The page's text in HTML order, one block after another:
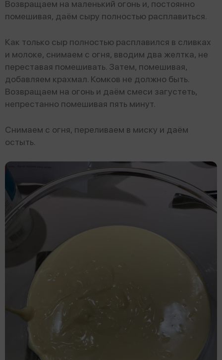
Возвращаем на маленький огонь и, постоянно
помешивая, даём сыру полностью расплавиться.
Как только сыр полностью расплавился в сливках
и молоке, снимаем с огня, вводим два желтка, не
переставая помешивать. Затем, помешивая,
добавляем крахмал. Комков не должно быть.
Возвращаем на огонь и даём смеси загустеть,
непрестанно помешивая пять минут.
Снимаем с огня, переливаем в миску и даём
остыть.